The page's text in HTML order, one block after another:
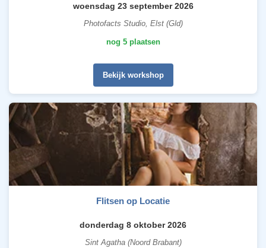
woensdag 23 september 2026
Photofacts Studio, Elst (Gld)
nog 5 plaatsen
Bekijk workshop
Flitsen op Locatie
donderdag 8 oktober 2026
Sint Agatha (Noord Brabant)